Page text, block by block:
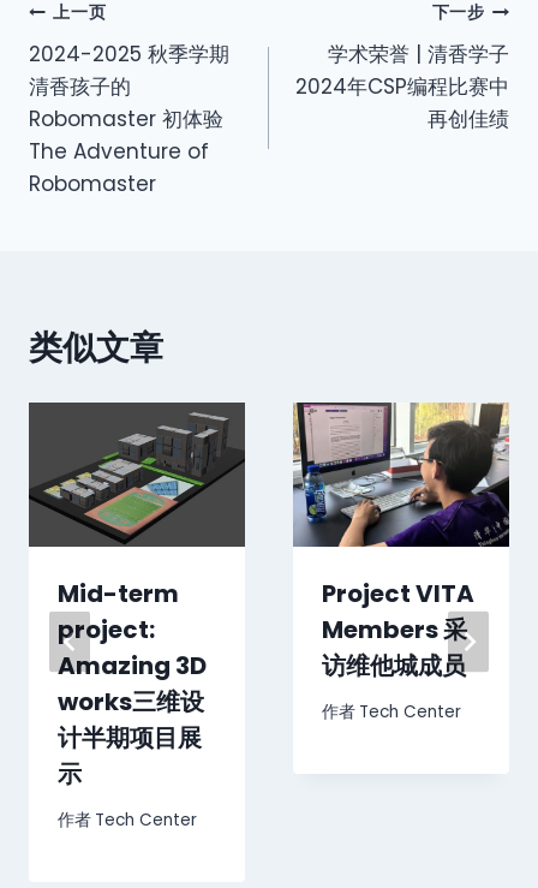
上一页
2024-2025 秋季学期
清香孩子的
Robomaster 初体验
The Adventure of
Robomaster
下一步
学术荣誉 | 清香学子
2024年CSP编程比赛中
再创佳绩
类似文章
Mid-term
project:
Amazing 3D
works三维设
计半期项目展
示
作者 Tech Center
Project VITA
Members 采
访维他城成员
作者 Tech Center